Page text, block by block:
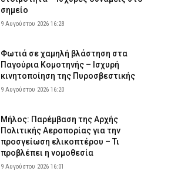
σημείο
9 Αυγούστου 2026 16:28
Φωτιά σε χαμηλή βλάστηση στα
Παγούρια Κομοτηνής – Ισχυρή
κινητοποίηση της Πυροσβεστικής
9 Αυγούστου 2026 16:20
Μήλος: Παρέμβαση της Αρχής
Πολιτικής Αεροπορίας για την
προσγείωση ελικοπτέρου – Τι
προβλέπει η νομοθεσία
9 Αυγούστου 2026 16:01